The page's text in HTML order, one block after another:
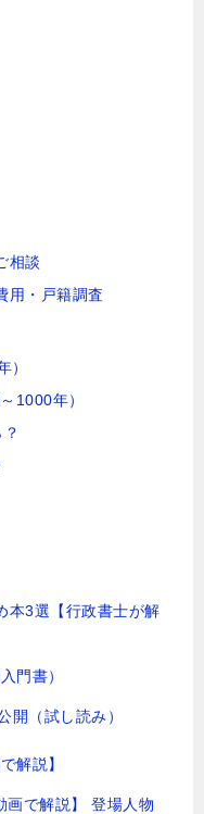
相談
用・戸籍調査
）
1000年）
本3選【行政書士が解
門書）
開（試し読み）
解説】
画で解説】 登場人物